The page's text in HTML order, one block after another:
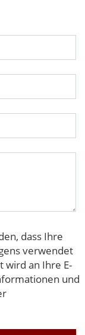
dass Ihre
verwendet
wird an Ihre E-
und